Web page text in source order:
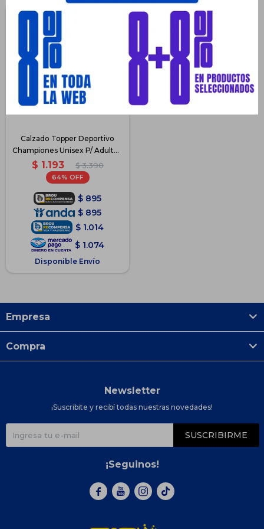
Calzado Topper Deportivo
Championes Unisex P/ Adulto -
Gris2
$ 1.193 $ 3.390
64
$ 895
$ 895
$ 1.014
$ 1.074
Disponible Envío
Empresa
Compra
Newsletter
¡Suscribite y recibí todas nuestras novedades!
SUSCRIBIRME
¡Seguinos!
  